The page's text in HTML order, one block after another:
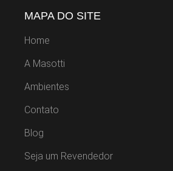
MAPA DO SITE
Home
A Masotti
Ambientes
Contato
Blog
Seja um Revendedor